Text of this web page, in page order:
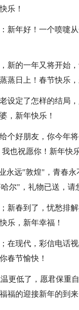
乐！
新年好！一个喷嚏
新的一年又将开始
蒸日上！春节快乐
设定了怎样的结局
，新年快乐！
个好朋友，你今年
也祝愿你！新年快
永远"敦煌"，青春
尔"，礼物已送，请
新春到了，忧愁排
乐，新年幸福！
在现代，彩信电话
春节愉快！
更低了，愿君保重
福的迎接新年的到来